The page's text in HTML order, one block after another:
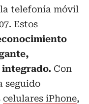
telefonía móvil
Estos
integrado. Con
seguido
celulares iPhone,